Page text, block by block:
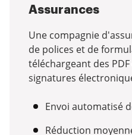
Assurances
Une compagnie
de polices et de
téléchargeant des
signatures
Envoi automatisé
Réduction